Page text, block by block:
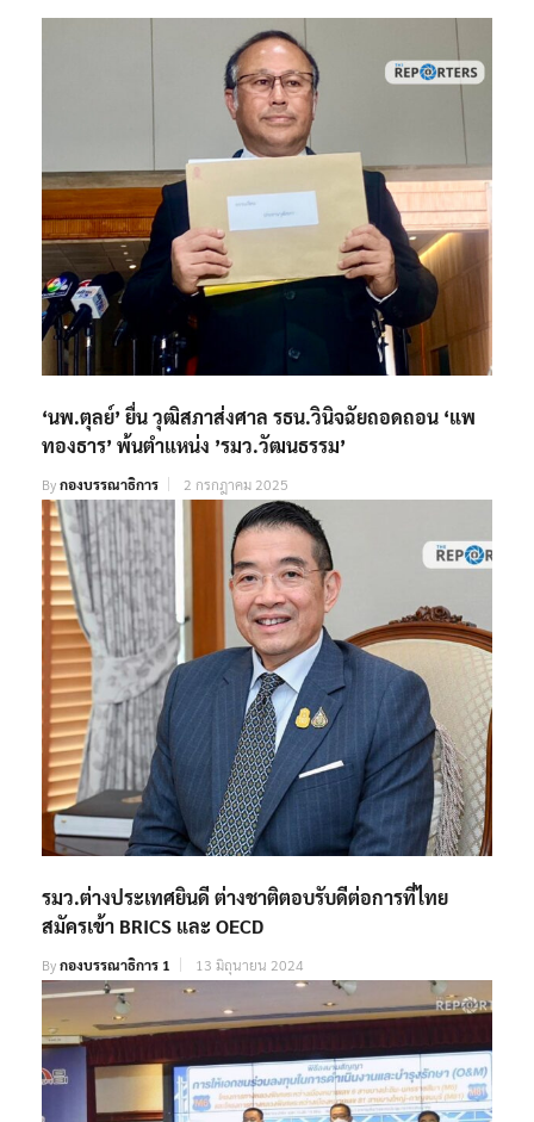
‘นพ.ตุลย์’ ยื่น วุฒิสภาส่งศาล รธน.วินิจฉัยถอดถอน ‘แพ
ทองธาร’ พ้นตำแหน่ง ’รมว.วัฒนธรรม’
Byกองบรรณาธิการ 2 กรกฎาคม 2025
รมว.ต่างประเทศยินดี ต่างชาติตอบรับดีต่อการที่ไทย
สมัครเข้า BRICS และ OECD
Byกองบรรณาธิการ 1 13 มิถุนายน 2024